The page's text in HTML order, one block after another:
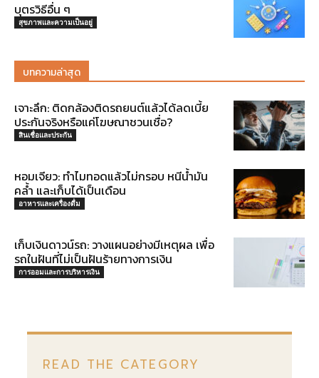
บุตรวิธีอื่น ๆ
สุขภาพและความเป็นอยู่
บทความล่าสุด
เจาะลึก: ติดกล้องติดรถยนต์แล้วได้ลดเบี้ย
ประกันจริงหรือแค่โฆษณาชวนเชื่อ?
สินเชื่อและประกัน
หอมเจียว: ทำไมทอดแล้วไม่กรอบ หนีน้ำมัน
คล้ำ และเก็บได้เป็นเดือน
อาหารและเครื่องดื่ม
เก็บเงินดาวน์รถ: วางแผนอย่างมีเหตุผล เพื่อ
รถในฝันที่ไม่เป็นฝันร้ายทางการเงิน
การออมและการบริหารเงิน
READ THE CATEGORY